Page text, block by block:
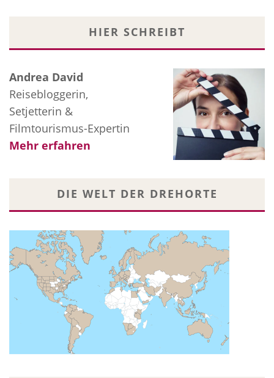
HIER SCHREIBT
Andrea David
Reisebloggerin,
Setjetterin &
Filmtourismus-Expertin
Mehr erfahren
DIE WELT DER DREHORTE